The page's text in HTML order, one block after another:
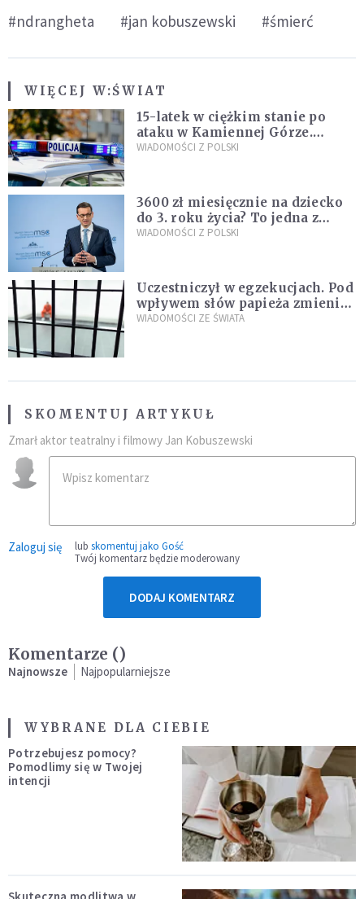
#ndrangheta #jan kobuszewski #śmierć
WIĘCEJ W:ŚWIAT
15-latek w ciężkim stanie po
ataku w Kamiennej Górze.
Policja zatrzymała dwóch
WIADOMOŚCI Z POLSKI
3600 zł miesięcznie na dziecko
do 3. roku życia? To jedna z
propozycji programu "Rozwój
WIADOMOŚCI Z POLSKI
Uczestniczył w egzekucjach. Pod
wpływem słów papieża zmienił
zdanie
WIADOMOŚCI ZE ŚWIATA
SKOMENTUJ ARTYKUŁ
Zmarł aktor teatralny i filmowy Jan Kobuszewski
Zaloguj się lub skomentuj jako Gość
Twój komentarz będzie moderowany
DODAJ KOMENTARZ
Komentarze ()
Najnowsze Najpopularniejsze
WYBRANE DLA CIEBIE
Potrzebujesz pomocy?
Pomodlimy się w Twojej
intencji